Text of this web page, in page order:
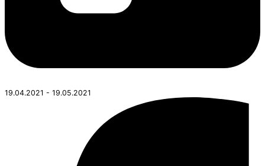
19.04.2021 - 19.05.2021